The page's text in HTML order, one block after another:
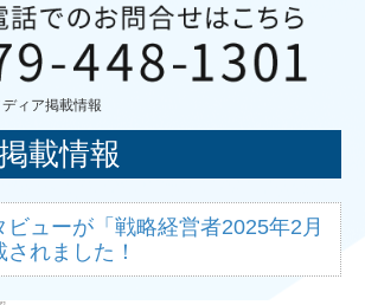
情報
ディア掲載情報
載情報
ビューが「戦略経営者2025年2月
れました！